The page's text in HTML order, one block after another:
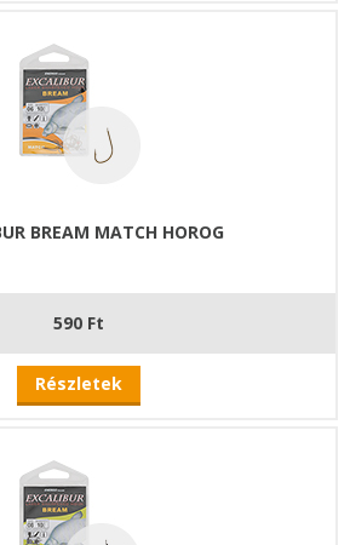
BREAM MATCH HOROG
590 Ft
Részletek